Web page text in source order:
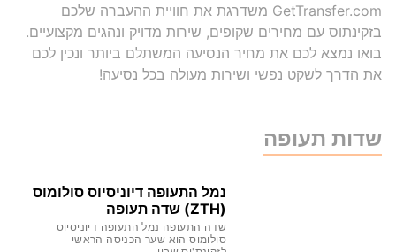
GetTransfer.com משדרגת את חוויית ההעברה שלכם
בזקינתוס עם מחירים שקופים, שירות מדויק ונהגים מקצועיים.
בואו נמצא לכם את מחיר הנסיעה המשתלם ביותר ונכין לכם
את הדרך לשקט נפשי ושירות מעולה בכל נסיעה!
שדות תעופה
נמל התעופה דיוניסיוס סולומוס
(ZTH) שדה תעופה
שדה התעופה נמל התעופה דיוניסיוס
סולומוס הוא שער הכניסה הראשי